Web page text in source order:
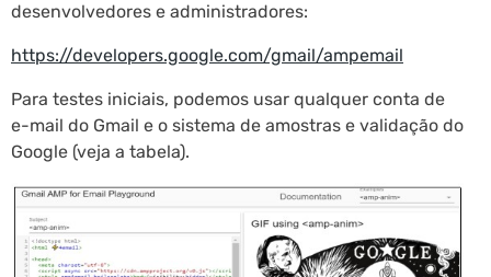
desenvolvedores e administradores:
https://developers.google.com/gmail/ampemail
Para testes iniciais, podemos usar qualquer conta de
e-mail do Gmail e o sistema de amostras e validação do
Google (veja a tabela).